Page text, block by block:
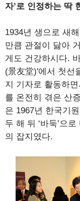
자’로 인정하는 딱
1934년 생으로 새
만큼 관절이 닳아
게도 건강하시다.
(景友堂)'에서 첫선
지 기자로 활동하
를 온전히 겪은 산
은 1967년 한국기
두 해 뒤 ‘바둑’으
의 잡지였다.